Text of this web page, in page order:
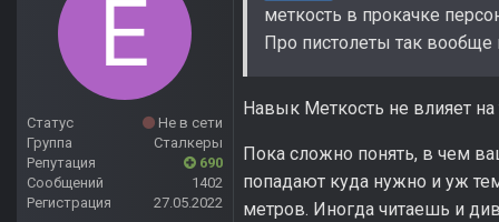
Статус
Не в сети
Группа
Сталкеры
Репутация
690
Сообщений
1402
Регистрация
27.05.2022
меткость в прокачке
Про пистолеты так
Навык Меткость не влияет
Пока сложно понять, в чем
попадают куда нужно и уж
метров. Иногда читаешь и